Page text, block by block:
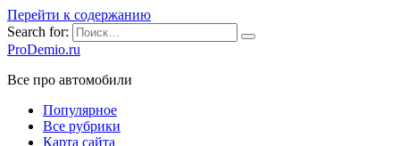
Перейти к содержанию
Search for:
ProDemio.ru
Все про автомобили
Популярное
Все рубрики
Карта сайта